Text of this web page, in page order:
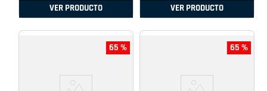
VER PRODUCTO VER PRODUCTO
65 % 65 %